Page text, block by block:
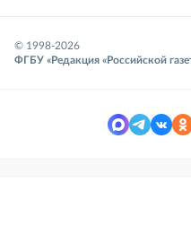
© 1998-2026
ФГБУ «Редакция «Российской